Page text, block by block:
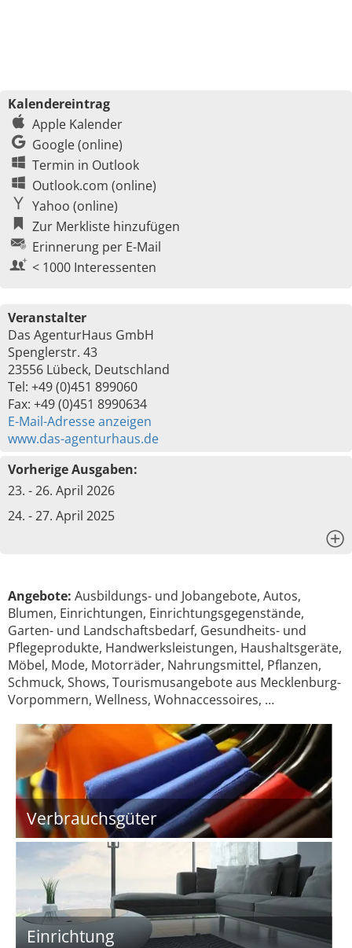
Kalendereintrag
Apple Kalender
Google (online)
Termin in Outlook
Outlook.com (online)
Yahoo (online)
Zur Merkliste hinzufügen
Erinnerung per E-Mail
< 1000 Interessenten
Veranstalter
Das AgenturHaus GmbH
Spenglerstr. 43
23556 Lübeck, Deutschland
Tel: +49 (0)451 899060
Fax: +49 (0)451 8990634
E-Mail-Adresse anzeigen
www.das-agenturhaus.de
Vorherige Ausgaben:
23. - 26. April 2026
24. - 27. April 2025
Angebote: Ausbildungs- und Jobangebote, Autos,
Blumen, Einrichtungen, Einrichtungsgegenstände,
Garten- und Landschaftsbedarf, Gesundheits- und
Pflegeprodukte, Handwerksleistungen, Haushaltsgeräte,
Möbel, Mode, Motorräder, Nahrungsmittel, Pflanzen,
Schmuck, Shows, Tourismusangebote aus Mecklenburg-
Vorpommern, Wellness, Wohnaccessoires, …
Verbrauchsgüter
Einrichtung